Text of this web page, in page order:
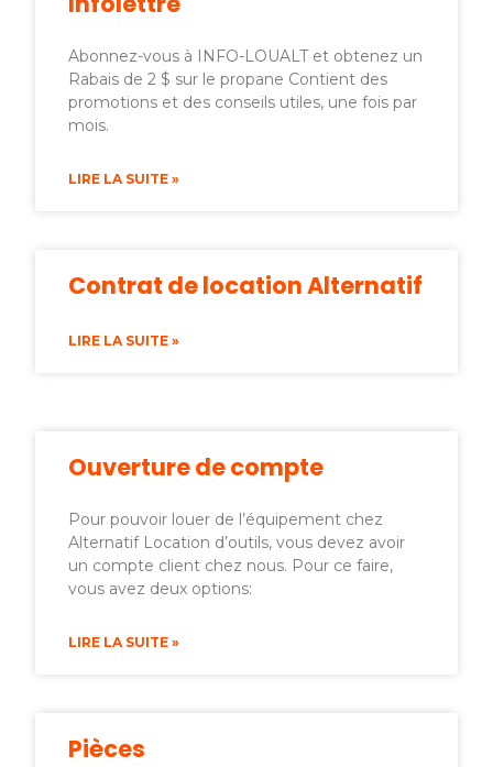
Abonnez-vous à INFO-LOUALT et obtenez un
Rabais de 2 $ sur le propane Contient des
promotions et des conseils utiles, une fois par
mois.
LIRE LA SUITE »
Contrat de location Alternatif
LIRE LA SUITE »
Ouverture de compte
Pour pouvoir louer de l’équipement chez
Alternatif Location d’outils, vous devez avoir
un compte client chez nous. Pour ce faire,
vous avez deux options:
LIRE LA SUITE »
Pièces